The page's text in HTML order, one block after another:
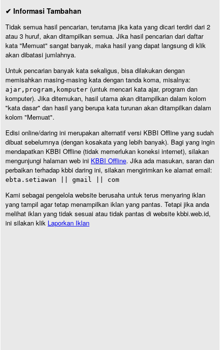
✔ Informasi Tambahan
Tidak semua hasil pencarian, terutama jika kata yang dicari terdiri dari 2
atau 3 huruf, akan ditampilkan semua. Jika hasil pencarian dari daftar
kata "Memuat" sangat banyak, maka hasil yang dapat langsung di klik
akan dibatasi jumlahnya.
Untuk pencarian banyak kata sekaligus, bisa dilakukan dengan
memisahkan masing-masing kata dengan tanda koma, misalnya:
ajar,program,komputer (untuk mencari kata ajar, program dan
komputer). Jika ditemukan, hasil utama akan ditampilkan dalam kolom
"kata dasar" dan hasil yang berupa kata turunan akan ditampilkan dalam
kolom "Memuat".
Edisi online/daring ini merupakan alternatif versi KBBI Offline yang sudah
dibuat sebelumnya (dengan kosakata yang lebih banyak). Bagi yang ingin
mendapatkan KBBI Offline (tidak memerlukan koneksi internet), silakan
mengunjungi halaman web ini KBBI Offline. Jika ada masukan, saran dan
perbaikan terhadap kbbi daring ini, silakan mengirimkan ke alamat email:
ebta.setiawan || gmail || com
Kami sebagai pengelola website berusaha untuk terus menyaring iklan
yang tampil agar tetap menampilkan iklan yang pantas. Tetapi jika anda
melihat iklan yang tidak sesuai atau tidak pantas di website kbbi.web.id,
ini silakan klik Laporkan Iklan